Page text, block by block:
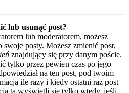
lub usunąć post?
lub moderatorem, możesz
posty. Możesz zmienić post,
znajdujący się przy danym poście.
tylko przez pewien czas po jego
na ten post, pod twoim
ile razy i kiedy ostatni raz post
ta wyświetli się tylko wtedy, jeśli